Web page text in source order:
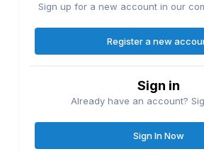
Sign up for a new account in our
Register a new
Sign in
Already have an account?
Sign In Now